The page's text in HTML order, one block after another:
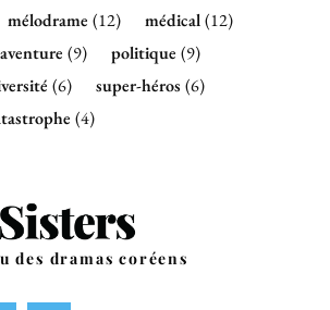
mélodrame (12) médical(12)
aventure (9) politique (9)
(6) super-héros (6)
(4)
des dramas coréens